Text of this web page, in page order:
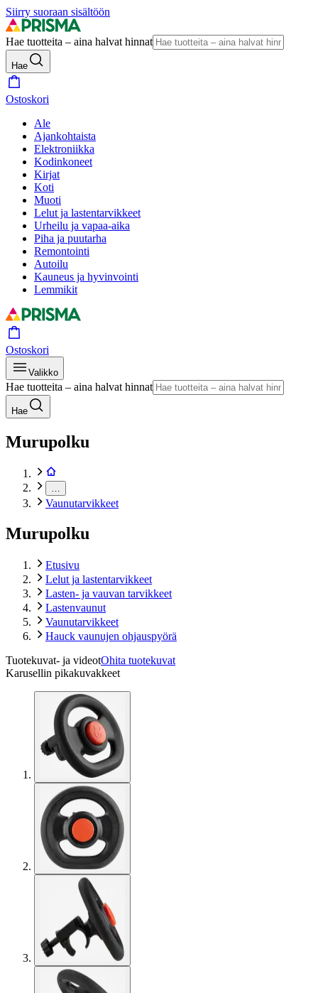
Siirry suoraan sisältöön
Hae tuotteita – aina halvat hinnat
Hae
Ostoskori
Ale
Ajankohtaista
Elektroniikka
Kodinkoneet
Kirjat
Koti
Muoti
Lelut ja lastentarvikkeet
Urheilu ja vapaa-aika
Piha ja puutarha
Remontointi
Autoilu
Kauneus ja hyvinvointi
Lemmikit
Ostoskori
Valikko
Hae tuotteita – aina halvat hinnat
Hae
Murupolku
Vaunutarvikkeet
Murupolku
Etusivu
Lelut ja lastentarvikkeet
Lasten- ja vauvan tarvikkeet
Lastenvaunut
Vaunutarvikkeet
Hauck vaunujen ohjauspyörä
Tuotekuvat- ja videotOhita tuotekuvat
Karusellin pikakuvakkeet